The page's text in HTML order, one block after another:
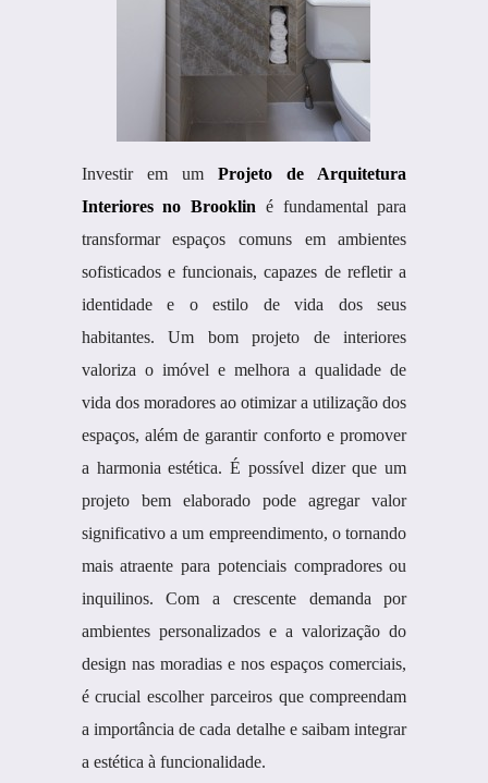
Investir em umProjeto de Arquitetura
Interiores no Brooklin é fundamental para
transformar espaços comuns em ambientes
sofisticados e funcionais, capazes de refletir a
identidade e o estilo de vida dos seus
habitantes. Um bom projeto de interiores
valoriza o imóvel e melhora a qualidade de
vida dos moradores ao otimizar a utilização dos
espaços, além de garantir conforto e promover
a harmonia estética. É possível dizer que um
projeto bem elaborado pode agregar valor
significativo a um empreendimento, o tornando
mais atraente para potenciais compradores ou
inquilinos. Com a crescente demanda por
ambientes personalizados e a valorização do
design nas moradias e nos espaços comerciais,
é crucial escolher parceiros que compreendam
a importância de cada detalhe e saibam integrar
a estética à funcionalidade.